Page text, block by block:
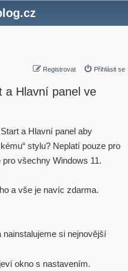
Registrovat Přihlásit se
a Hlavní panel ve
a Hlavní panel aby
stylu? Neplatí pouze pro
pro všechny Windows 11.
a vše je navíc zdarma.
nainstalujeme si nejnovější
okno s nastavením.